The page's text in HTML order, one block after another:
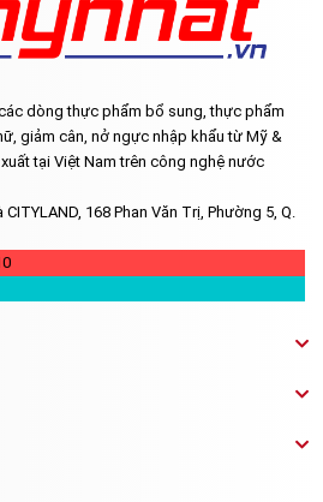
dòng thực phẩm bổ sung, thực phẩm
giảm cân, nở ngực nhập khẩu từ Mỹ &
tại Việt Nam trên công nghệ nước
168 Phan Văn Trị, Phường 5, Q.